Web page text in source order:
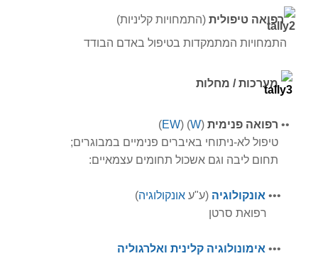
רפואה טיפולית (התמחויות קליניות)
התמחויות המתמקדות בטיפול באדם הבודד
מערכות / מחלות
•
• רפואה פנימית (
W
) (
EW
)
טיפול לא-ניתוחי באיברים פנימיים במבוגרים;
תחום ליבה וגם אשכול תחומים עצמאיים:
•
•
• אונקולוגיה (ע"ע אונקולוגיה)
רפואת סרטן
•
•
• אימונולוגיה קלינית ואלרגוליה